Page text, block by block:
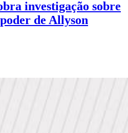
investigação sobre
de Allyson